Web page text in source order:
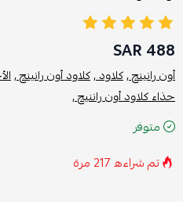
488 SAR
أون رانينج ,كلاود ,كلاود أون رانينج ,
حذاء كلاود أون راننيج ,
متوفر
تم شراءه217 مرة